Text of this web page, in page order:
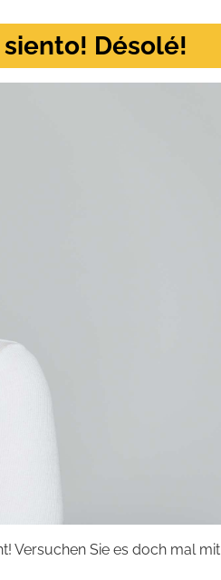
Désolé!
Versuchen Sie es doch mal mit